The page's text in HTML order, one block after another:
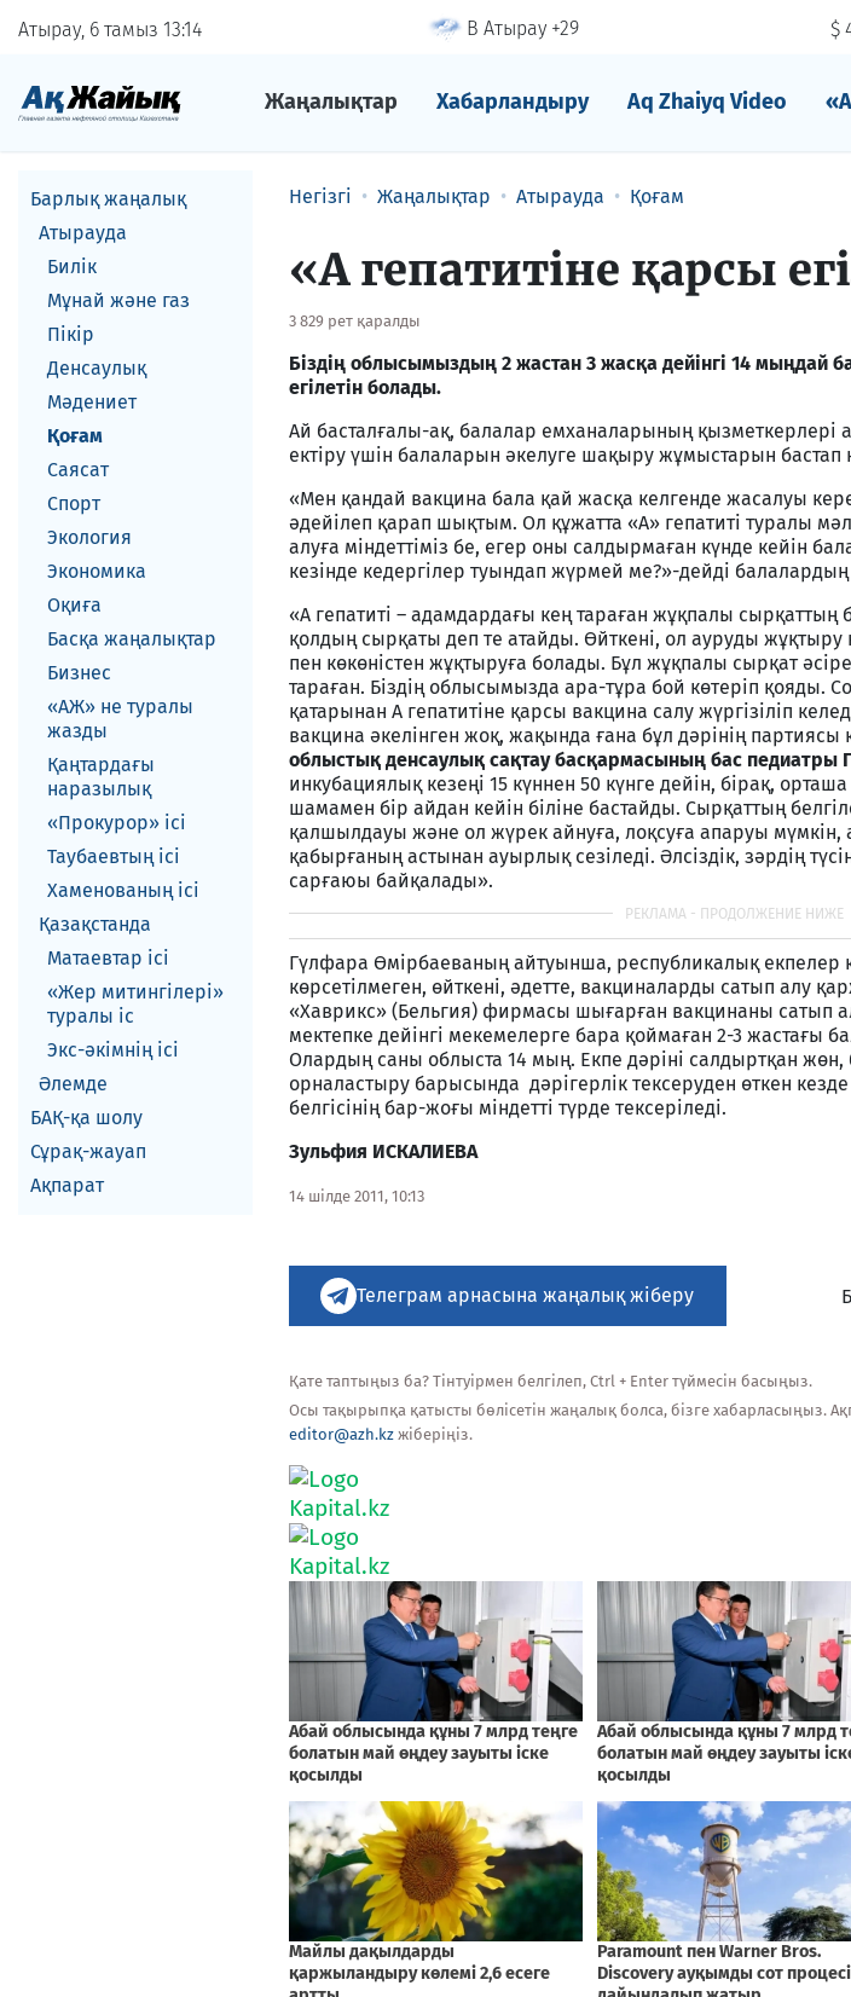
Атырау, 6 тамыз 1314 В Атырау +29 $
Жаңалықтар Хабарландыру Aq Zhaiyq Video
Барлық жаңалық
Атырауда
Билік
Мұнай және газ
Пікір
Денсаулық
Мәдениет
Қоғам
Саясат
Спорт
Экология
Экономика
Оқиға
Басқа жаңалықтар
Бизнес
«АЖ» не туралы
жазды
Қаңтардағы
наразылық
«Прокурор» ісі
Таубаевтың ісі
Хаменованың ісі
Қазақстанда
Матаевтар ici
«Жер митингілері»
туралы іс
Экс-әкiмнiң iсi
Әлемде
БАҚ-қа шолу
Сұрақ-жауап
Ақпарат
Негізгі Жаңалықтар Атырауда Қоғам
«А гепатитіне қарсы
3 829 рет қаралды
Біздің облысымыздың 2 жастан 3 жасқа дейінгі 14 мыңдай
егілетін болады.
Ай басталғалы-ақ, балалар емханаларының қызметкерлері
ектіру үшін балаларын әкелуге шақыру жұмыстарын бастап
«Мен қандай вакцина бала қай жасқа келгенде жасалуы
әдейілеп қарап шықтым. Ол құжатта «А» гепатиті туралы
алуға міндеттіміз бе, егер оны салдырмаған күнде кейін
кезінде кедергілер туындап жүрмей ме?»-дейді
«А гепатиті – адамдардағы кең тараған жұқпалы сырқаттың
қолдың сырқаты деп те атайды. Өйткені, ол ауруды
пен көкөністен жұқтыруға болады. Бұл жұқпалы сырқат
тараған. Біздің облысымызда ара-тұра бой көтеріп қояды.
қатарынан А гепатитіне қарсы вакцина салу жүргізіліп
вакцина әкелінген жоқ, жақында ғана бұл дәрінің партиясы
облыстық денсаулық сақтау басқармасының бас педиатры
инкубациялық кезеңі 15 күннен 50 күнге дейін, бірақ,
шамамен бір айдан кейін біліне бастайды. Сырқаттың
қалшылдауы және ол жүрек айнуға, лоқсуға апаруы мүмкін,
қабырғаның астынан ауырлық сезіледі. Әлсіздік, зәрдің
сарғаюы байқалады».
Гүлфара Өмірбаеваның айтуынша, республикалық екпелер
көрсетілмеген, өйткені, әдетте, вакциналарды сатып алу
«Хаврикс» (Бельгия) фирмасы шығарған вакцинаны сатып
мектепке дейінгі мекемелерге бара қоймаған 2-3 жастағы
Олардың саны облыста 14 мың. Екпе дәріні салдыртқан
орналастыру барысында дәрігерлік тексеруден өткен
белгісінің бар-жоғы міндетті түрде тексеріледі.
Зульфия ИСКАЛИЕВА
14 шілде 2011, 10:13
Телеграм арнасына жаңалық жіберу
Қате таптыңыз ба? Тінтуірмен белгілеп, Ctrl + Enter түймесін басыңыз.
Осы тақырыпқа қатысты бөлісетін жаңалық болса, бізге хабарласыңыз.
editor@azh.kz жіберіңіз.